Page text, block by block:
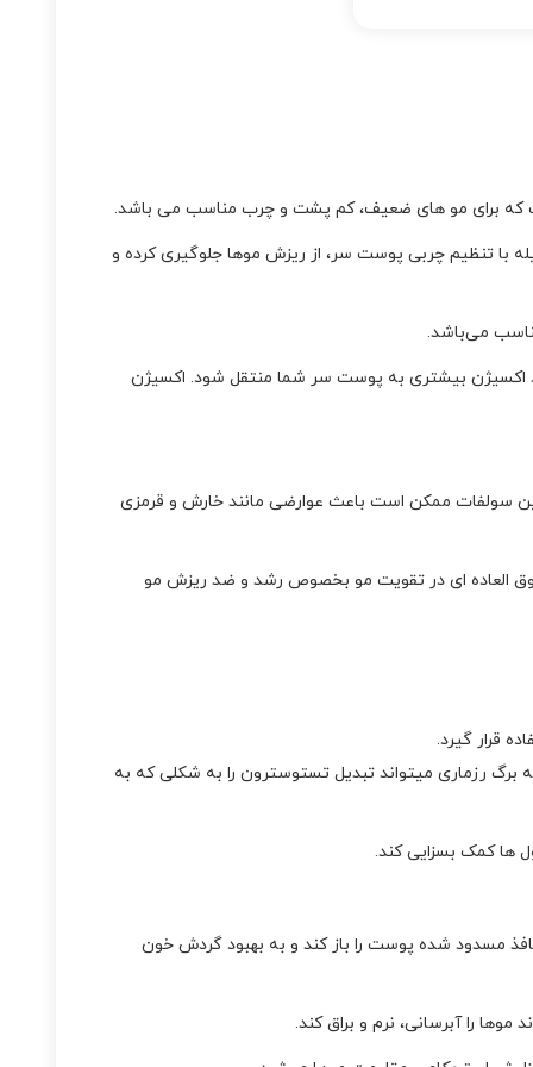
با تنظیم چربی پوست سر، از ریزش موها جلوگیری کرده و
می‌باشد.
اکسیژن بیشتری به پوست سر شما منتقل شود. اکسیژن
سولفات ممکن است باعث عوارضی مانند خارش و قرمزی
فوق العاده ای در تقویت مو بخصوص رشد و ضد ریزش مو
قرار گیرد.
رزماری میتواند تبدیل تستوسترون را به شکلی که به
ها کمک بسزایی کند.
مسدود شده پوست را باز کند و به بهبود گردش خون
را آبرسانی، نرم و براق کند.